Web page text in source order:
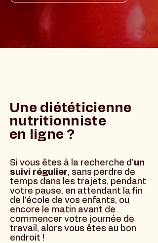
Une diététicienne
nutritionniste
en ligne ?
Si vous êtes à la recherche d'un
suivi régulier, sans perdre de
temps dans les trajets, pendant
votre pause, en attendant la fin
de l'école de vos enfants, ou
encore le matin avant de
commencer votre journée de
travail, alors vous êtes au bon
endroit !